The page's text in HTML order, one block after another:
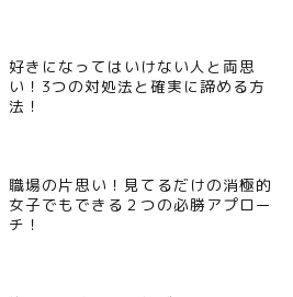
好きになってはいけない人と両思
い！3つの対処法と確実に諦める方
法！
職場の片思い！見てるだけの消極的
女子でもできる２つの必勝アプロー
チ！